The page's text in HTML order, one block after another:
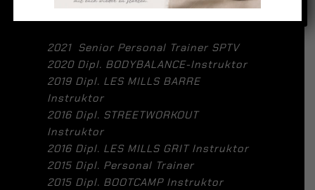
AUSBILDUNGEN
2021 Senior Personal Trainer SPTV
2020 Dipl. BODYBALANCE-Instruktor
2019 Dipl. LES MILLS BARRE
Instruktor
2016 Dipl. STREETWORKOUT
Instruktor
2016 Dipl. LES MILLS GRIT Instruktor
2015 Dipl. Personal Trainer
2015 Dipl. BOOTCAMP Instruktor